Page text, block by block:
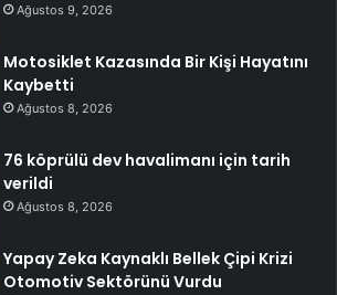
Ağustos 9, 2026
Motosiklet Kazasında Bir Kişi Hayatını
Kaybetti
Ağustos 8, 2026
76 köprülü dev havalimanı için tarih
verildi
Ağustos 8, 2026
Yapay Zeka Kaynaklı Bellek Çipi Krizi
Otomotiv Sektörünü Vurdu